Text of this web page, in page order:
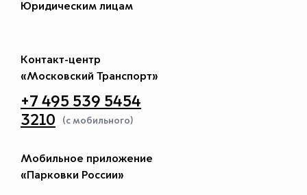
Юридическим лицам
Контакт-центр
«Московский Транспорт»
+7 495 539 5454
3210
(с мобильного)
Мобильное приложение
«Парковки России»